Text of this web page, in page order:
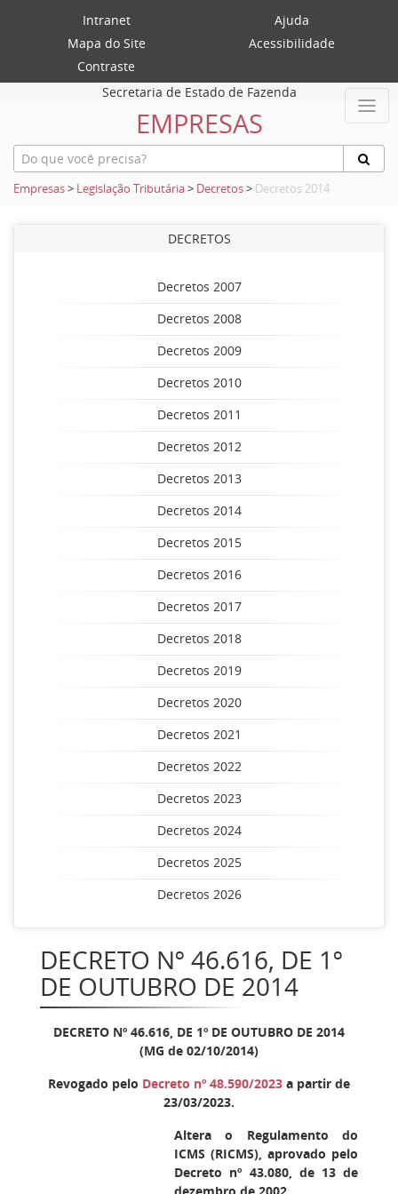
Intranet
Ajuda
Mapa do Site
Acessibilidade
Contraste
Secretaria de Estado de Fazenda
EMPRESAS
Empresas> Legislação Tributária> Decretos> Decretos 2014
DECRETOS
Decretos 2007
Decretos 2008
Decretos 2009
Decretos 2010
Decretos 2011
Decretos 2012
Decretos 2013
Decretos 2014
Decretos 2015
Decretos 2016
Decretos 2017
Decretos 2018
Decretos 2019
Decretos 2020
Decretos 2021
Decretos 2022
Decretos 2023
Decretos 2024
Decretos 2025
Decretos 2026
DECRETO Nº 46.616, DE 1º
DE OUTUBRO DE 2014
DECRETO Nº 46.616, DE 1º DE OUTUBRO DE 2014
(MG de 02/10/2014)
Revogado pelo Decreto nº 48.590/2023 a partir de
23/03/2023.
Altera o Regulamento do
ICMS (RICMS), aprovado pelo
Decreto nº 43.080, de 13 de